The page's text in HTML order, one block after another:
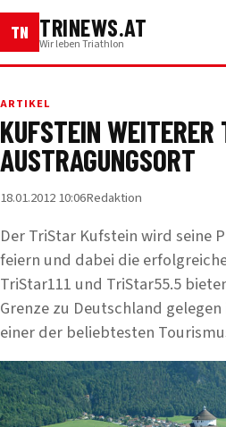
TN TRINEWS.AT
Wir leben Triathlon
ARTIKEL
KUFSTEIN WEITERER
AUSTRAGUNGSORT
18.01.2012 10:06Redaktion
Der TriStar Kufstein wird seine
feiern und dabei die
TriStar111 und TriStar55.5
Grenze zu Deutschland
einer der beliebtesten